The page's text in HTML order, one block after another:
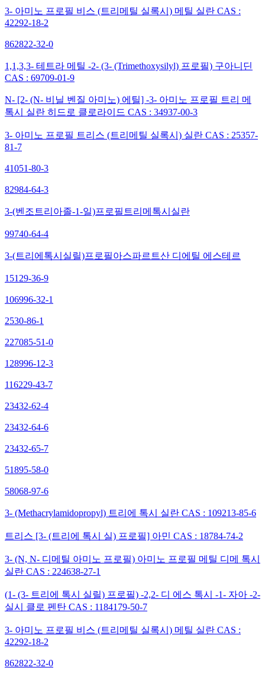
3- 아미노 프로필 비스 (트리메틸 실록시) 메틸 실란 CAS :
42292-18-2
862822-32-0
1,1,3,3- 테트라 메틸 -2- (3- (Trimethoxysilyl) 프로필) 구아니딘
CAS : 69709-01-9
N- [2- (N- 비닐 벤질 아미노) 에틸] -3- 아미노 프로필 트리 메
톡시 실란 히드로 클로라이드 CAS : 34937-00-3
3- 아미노 프로필 트리스 (트리메틸 실록시) 실란 CAS : 25357-
81-7
41051-80-3
82984-64-3
3-(벤조트리아졸-1-일)프로필트리메톡시실란
99740-64-4
3-(트리에톡시실릴)프로필아스파르트산 디에틸 에스테르
15129-36-9
106996-32-1
2530-86-1
227085-51-0
128996-12-3
116229-43-7
23432-62-4
23432-64-6
23432-65-7
51895-58-0
58068-97-6
3- (Methacrylamidopropyl) 트리에 톡시 실란 CAS : 109213-85-6
트리스 [3- (트리에 톡시 실) 프로필] 아민 CAS : 18784-74-2
3- (N, N- 디메틸 아미노 프로필) 아미노 프로필 메틸 디메 톡시
실란 CAS : 224638-27-1
(1- (3- 트리에 톡시 실릴) 프로필) -2,2- 디 에스 톡시 -1- 자아 -2-
실시 클로 펜탄 CAS : 1184179-50-7
3- 아미노 프로필 비스 (트리메틸 실록시) 메틸 실란 CAS :
42292-18-2
862822-32-0